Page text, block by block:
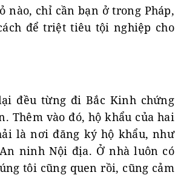
nào, chỉ cần bạn ở trong Pháp,
để triệt tiêu tội nghiệp cho
đều từng đi Bắc Kinh chứng
Thêm vào đó, hộ khẩu của hai
là nơi đăng ký hộ khẩu, như
ninh Nội địa. Ở nhà luôn có
tôi cũng quen rồi, cũng cảm